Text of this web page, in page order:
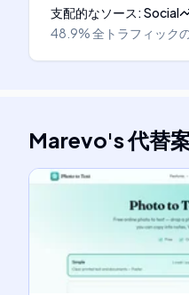
支配的なソース:Social
48.9%全トラフィック
Marevo's代替